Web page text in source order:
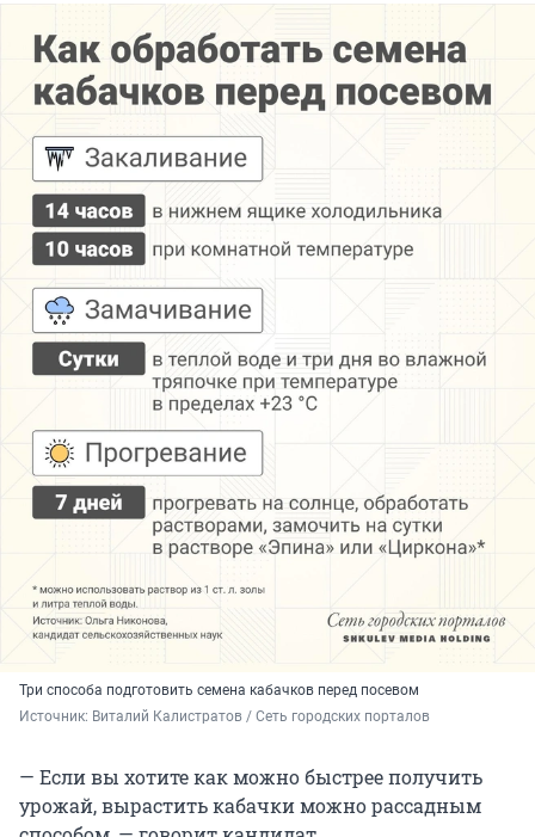
Три способа подготовить семена кабачков перед посевом
Источник: Виталий Калистратов / Сеть городских порталов
— Если вы хотите как можно быстрее получить
урожай, вырастить кабачки можно рассадным